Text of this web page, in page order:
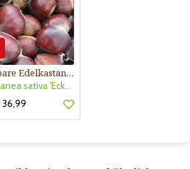
Essbare Edelkastanie, Maroni
Castanea sativa 'Ecker 1'
36,99